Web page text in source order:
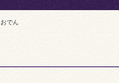
おでん